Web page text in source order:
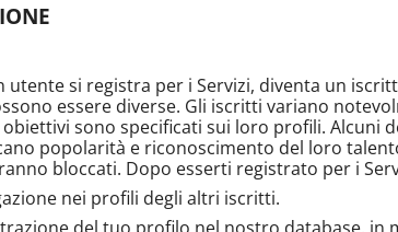
utente si registra per i Servizi, diventa un
essere diverse. Gli iscritti variano
sono specificati sui loro profili. Alcuni
popolarità e riconoscimento del loro
bloccati. Dopo esserti registrato per i
nei profili degli altri iscritti.